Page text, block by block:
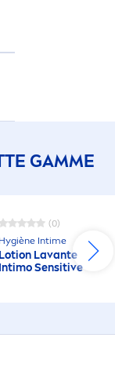
GAMME
(0)
Hygiène Intime
Lotion Lavante
IntimoSensitive